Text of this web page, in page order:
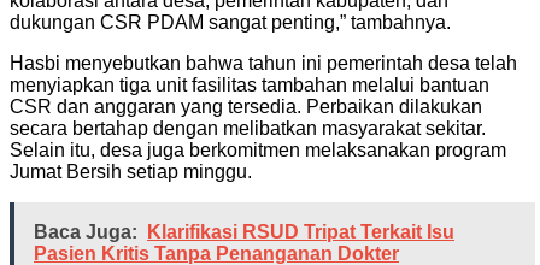
dukungan CSR PDAM sangat penting,” tambahnya.
Hasbi menyebutkan bahwa tahun ini pemerintah desa telah
menyiapkan tiga unit fasilitas tambahan melalui bantuan
CSR dan anggaran yang tersedia. Perbaikan dilakukan
secara bertahap dengan melibatkan masyarakat sekitar.
Selain itu, desa juga berkomitmen melaksanakan program
Jumat Bersih setiap minggu.
Baca Juga:
Klarifikasi RSUD Tripat Terkait Isu
Pasien Kritis Tanpa Penanganan Dokter